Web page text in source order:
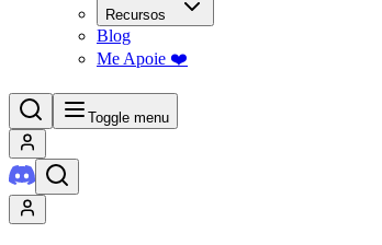
Recursos
Blog
Me Apoie ❤️
Toggle menu